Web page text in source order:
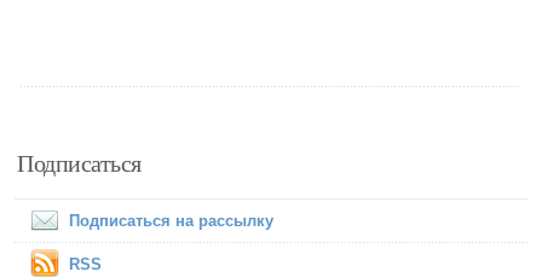
Подписаться
Подписаться на рассылку
RSS